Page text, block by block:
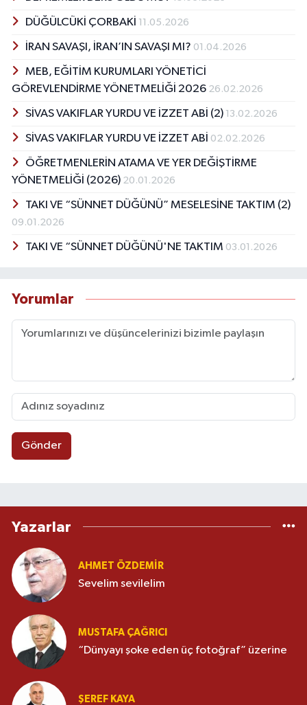
DÜĞÜLCÜKİ ÇORBAKİ 11.05.2026
İRAN SAVAŞI, İRAN’IN SAVAŞI MI? 01.04.2026
MEB, EĞİTİM KURUMLARI YÖNETİCİ
GÖREVLENDİRME YÖNETMELİĞİ 2026 26.02.2026
SİVAS VAKIFLAR YURDU VE İZZET ABİ (2) 13.02.2026
SİVAS VAKIFLAR YURDU VE İZZET ABİ 02.02.2026
ÖĞRETMENLERİN ATAMA VE YER DEĞİŞTİRME
YÖNETMELİĞİ (2026) 20.01.2026
TAKI VE “SÜNNET DÜĞÜNÜ” MESELESİNE TAKTIM (2)
09.01.2026
TAKI VE “SÜNNET DÜĞÜNÜ'NE TAKTIM 03.01.2026
Yorumlar
Gönder
Yazarlar
AHMET ÖZDEMIR
Sevelim sevilelim
MUSTAFA ÇAĞRICI
“Dünyayı şoke eden üç fotoğraf” üzerine
ŞEREF KAYA